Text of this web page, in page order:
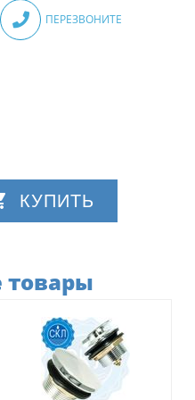
ПЕРЕЗВОНИТЕ
КУПИТЬ